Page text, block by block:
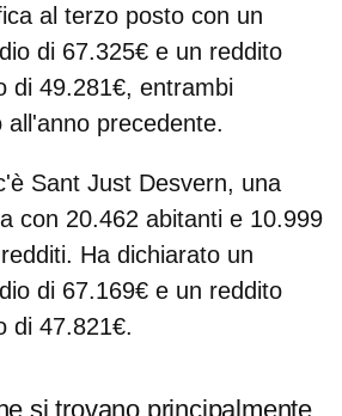
al terzo posto con un
di 67.325€ e un reddito
di 49.281€, entrambi
precedente.
Sant Just Desvern, una
con 20.462 abitanti e 10.999
Ha dichiarato un
di 67.169€ e un reddito
di 47.821€.
si trovano principalmente